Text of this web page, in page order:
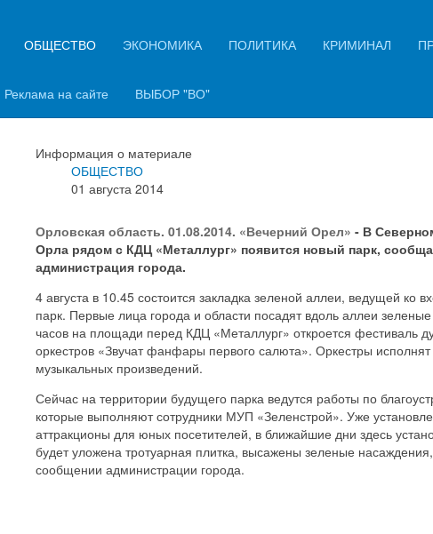
ОБЩЕСТВО ЭКОНОМИКА ПОЛИТИКА КРИМИНАЛ
Реклама на сайте ВЫБОР "ВО"
В Северном районе Орла
парк
Информация о материале
ОБЩЕСТВО
01 августа 2014
Орловская область. 01.08.2014. «Вечерний Орел» - В
Орла рядом с КДЦ «Металлург» появится новый парк,
администрация города.
4 августа в 10.45 состоится закладка зеленой аллеи, ведущей ко
парк. Первые лица города и области посадят вдоль аллеи зеленые
часов на площади перед КДЦ «Металлург» откроется фестиваль
оркестров «Звучат фанфары первого салюта». Оркестры исполнят
музыкальных произведений.
Сейчас на территории будущего парка ведутся работы по
которые выполняют сотрудники МУП «Зеленстрой». Уже
аттракционы для юных посетителей, в ближайшие дни здесь
будет уложена тротуарная плитка, высажены зеленые насаждения,
сообщении администрации города.